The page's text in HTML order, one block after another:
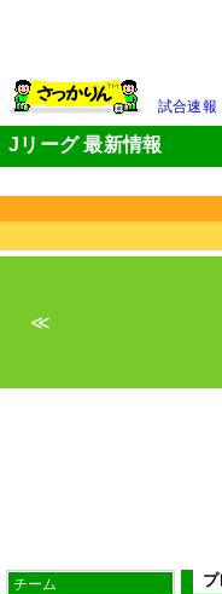
試合速報
Jリーグ 最新情報
≪
チーム